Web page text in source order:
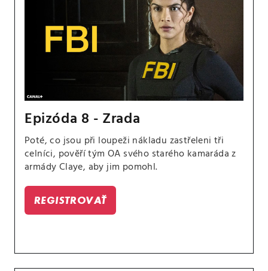
Epizóda 8 - Zrada
Poté, co jsou při loupeži nákladu zastřeleni tři
celníci, pověří tým OA svého starého kamaráda z
armády Claye, aby jim pomohl.
REGISTROVAŤ